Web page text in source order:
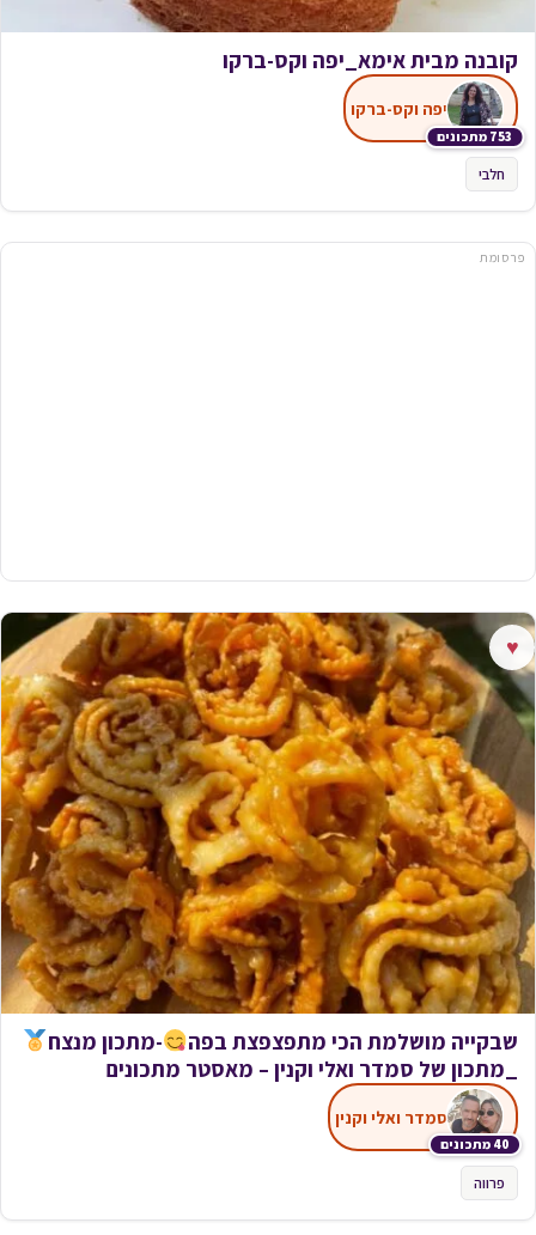
קובנה מבית אימא_יפה וקס-ברקו
753 מתכונים
יפה וקס-ברקו
חלבי
פרסומת
♥
שבקייה מושלמת הכי מתפצפצת בפה
-מתכון מנצח
_מתכון של סמדר ואלי וקנין – מאסטר מתכונים
40 מתכונים
סמדר ואלי וקנין
פרווה